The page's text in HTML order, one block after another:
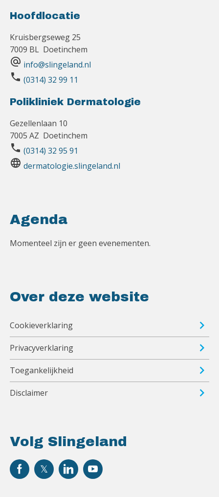
Hoofdlocatie
Kruisbergseweg 25
7009 BL Doetinchem
alternate_email info@slingeland.nl
phone (0314) 32 99 11
Polikliniek Dermatologie
Gezellenlaan 10
7005 AZ Doetinchem
phone (0314) 32 95 91
language dermatologie.slingeland.nl
Volg Slingeland
Agenda
Momenteel zijn er geen evenementen.
Over deze website
Cookieverklaring
Privacyverklaring
Toegankelijkheid
Disclaimer